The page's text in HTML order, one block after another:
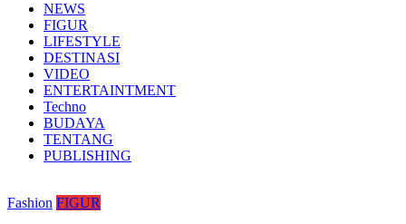
NEWS
FIGUR
LIFESTYLE
DESTINASI
VIDEO
ENTERTAINTMENT
Techno
BUDAYA
TENTANG
PUBLISHING
Fashion FIGUR